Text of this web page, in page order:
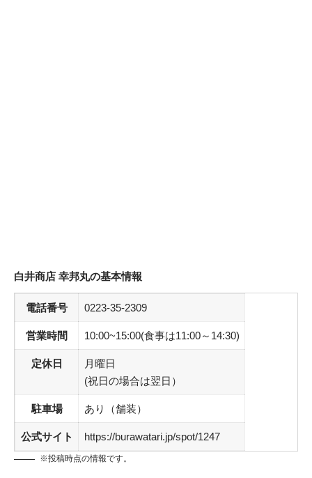
白井商店 幸邦丸の基本情報
電話番号 0223-35-2309
営業時間 10:00~15:00(食事は11:00～14:30)
定休日
月曜日
(祝日の場合は翌日）
駐車場 あり（舗装）
公式サイト https://burawatari.jp/spot/1247
※投稿時点の情報です。